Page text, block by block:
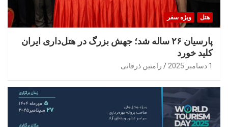
هتل ویژه سفر
پارسیان ۲۶ ساله شد؛ جهش بزرگ در هتل‌داری ایران
کلید خورد
1 دسامبر 2025 رامتین ذرقانی